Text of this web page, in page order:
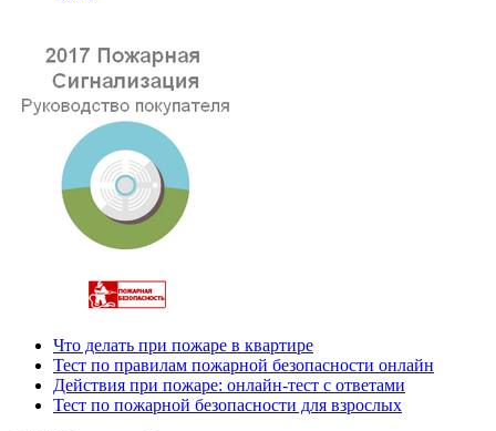
Что делать при пожаре в квартире
Тест по правилам пожарной безопасности онлайн
Действия при пожаре: онлайн-тест с ответами
Тест по пожарной безопасности для взрослых